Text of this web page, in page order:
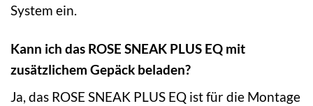
System ein.
Kann ich das ROSE SNEAK PLUS EQ mit
zusätzlichem Gepäck beladen?
Ja, das ROSE SNEAK PLUS EQ ist für die Montage